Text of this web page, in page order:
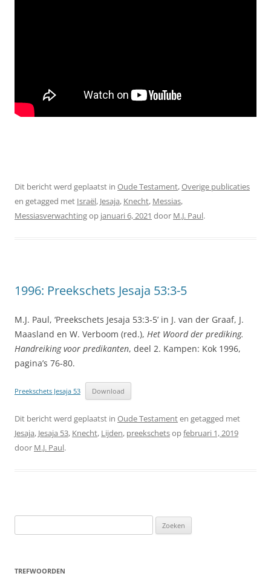
Dit bericht werd geplaatst in Oude Testament,Overige publicaties
en getagged met Israël, Jesaja, Knecht, Messias,
Messiasverwachtingop januari 6, 2021 door M.J. Paul.
1996: Preekschets Jesaja 53:3-5
M.J. Paul, ‘Preekschets Jesaja 53:3-5’ in J. van der Graaf, J.
Maasland en W. Verboom (red.), Het Woord der prediking.
Handreiking voor predikanten, deel 2. Kampen: Kok 1996,
pagina’s 76-80.
Preekschets Jesaja 53 Download
Dit bericht werd geplaatst in Oude Testamenten getagged met
Jesaja, Jesaja 53, Knecht, Lijden, preekschetsopfebruari 1, 2019
door M.J. Paul.
naar:
TREFWOORDEN